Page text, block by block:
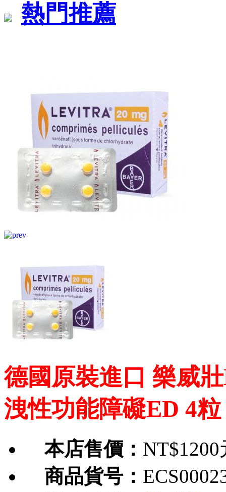
熱門推薦
德國原裝進口 樂威
洩性功能障礙ED 4粒
本店售價： NT$1200
商品貨号：